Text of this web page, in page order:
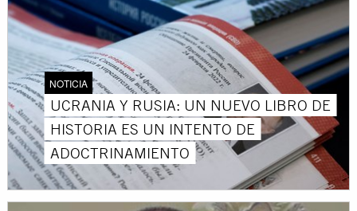
NOTICIA
UCRANIA Y RUSIA: UN NUEVO LIBRO DE
HISTORIA ES UN INTENTO DE
ADOCTRINAMIENTO